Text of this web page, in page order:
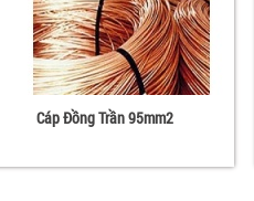
Cáp Đồng Trần 95mm2